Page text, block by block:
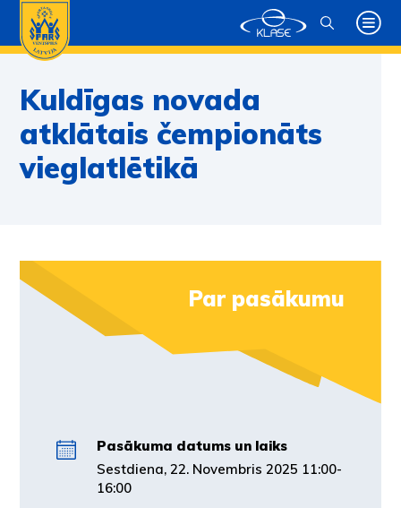
Kuldīgas novada
atklātais čempionāts
vieglatlētikā
Par pasākumu
Pasākuma datums un laiks
Sestdiena, 22. Novembris 2025 11:00-
16:00